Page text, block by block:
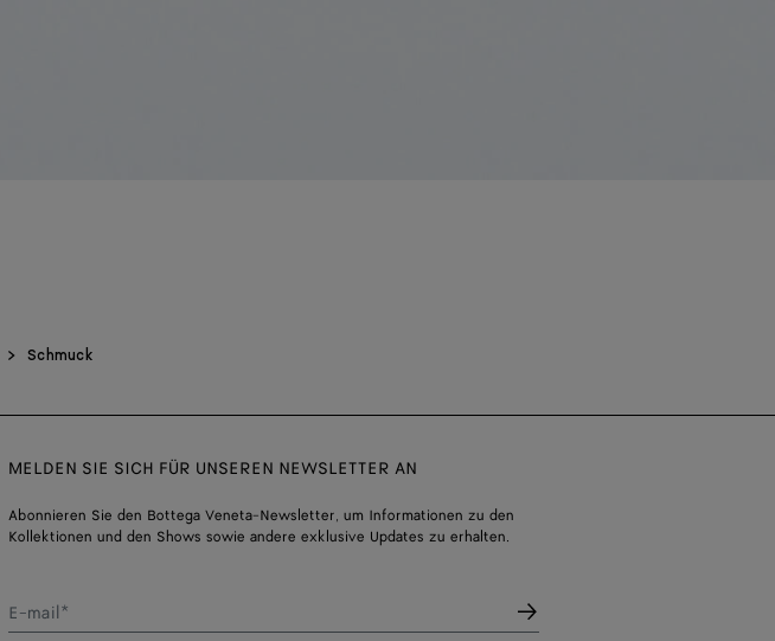
Schmuck
MELDEN SIE SICH FÜR UNSEREN NEWSLETTER AN
Abonnieren Sie den Bottega Veneta-Newsletter, um Informationen zu den
Kollektionen und den Shows sowie andere exklusive Updates zu erhalten.
E-mail*